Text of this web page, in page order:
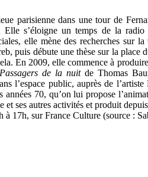
parisienne dans une tour de
s’éloigne un temps de la radio
elle mène des recherches sur
puis débute une thèse sur la place
En 2009, elle commence à
de la nuitde Thomas
l’espace public, auprès de
70, qu’on lui propose
ses autres activités et produit
17h, sur France Culture (source :